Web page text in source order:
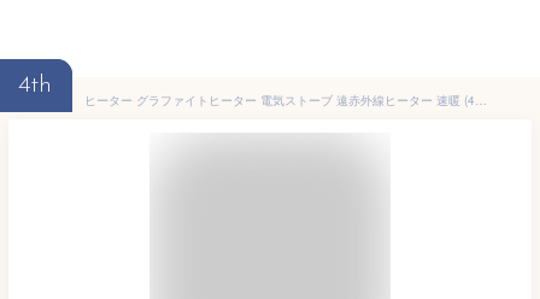
4th
ヒーター グラファイトヒーター 電気ストーブ 遠赤外線ヒーター 速暖 (400W) AEH-G425D ホワイト 暖房器具 ヒーター 遠赤外線ヒーター 遠赤外線ストーブ 電気ストーブ 足元暖房 カーボンヒーター おしゃれ アラジン Aladdin 【送料無料】